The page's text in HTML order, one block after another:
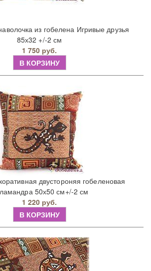
из гобелена Игривые друзья
85х32 +/-2 см
1 750 руб.
В КОРЗИНУ
двустороняя гобеленовая
50х50 см+/-2 см
1 220 руб.
В КОРЗИНУ